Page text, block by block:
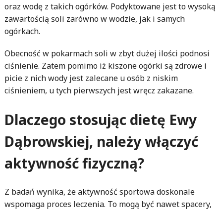
oraz wodę z takich ogórków. Podyktowane jest to wysoką
zawartością soli zarówno w wodzie, jak i samych
ogórkach.
Obecność w pokarmach soli w zbyt dużej ilości podnosi
ciśnienie. Zatem pomimo iż kiszone ogórki są zdrowe i
picie z nich wody jest zalecane u osób z niskim
ciśnieniem, u tych pierwszych jest wręcz zakazane.
Dlaczego stosując dietę Ewy
Dąbrowskiej, należy włączyć
aktywność fizyczną?
Z badań wynika, że aktywność sportowa doskonale
wspomaga proces leczenia. To mogą być nawet spacery,